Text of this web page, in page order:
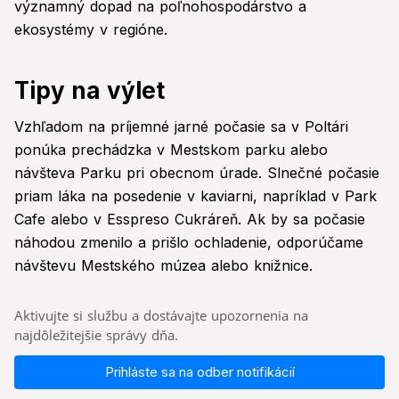
významný dopad na poľnohospodárstvo a
ekosystémy v regióne.
Tipy na výlet
Vzhľadom na príjemné jarné počasie sa v Poltári
ponúka prechádzka v Mestskom parku alebo
návšteva Parku pri obecnom úrade. Slnečné počasie
priam láka na posedenie v kaviarni, napríklad v Park
Cafe alebo v Esspreso Cukráreň. Ak by sa počasie
náhodou zmenilo a prišlo ochladenie, odporúčame
návštevu Mestského múzea alebo knižnice.
Aktivujte si službu a dostávajte upozornenia na
najdôležitejšie správy dňa.
Prihláste sa na odber notifikácií